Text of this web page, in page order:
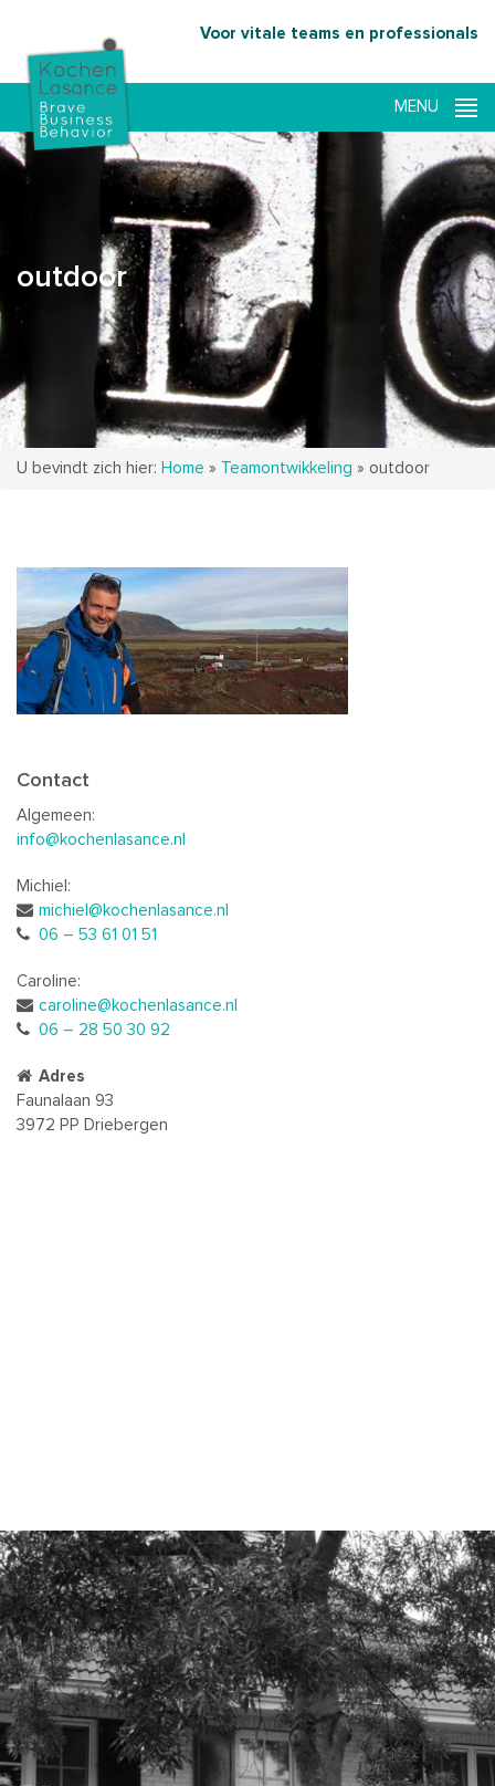
Voor vitale teams en professionals
outdoor
U bevindt zich hier: Home » Teamontwikkeling » outdoor
Contact
Algemeen:
info@kochenlasance.nl
Michiel:
michiel@kochenlasance.nl
06 – 53 61 01 51
Caroline:
caroline@kochenlasance.nl
06 – 28 50 30 92
Adres
Faunalaan 93
3972 PP Driebergen